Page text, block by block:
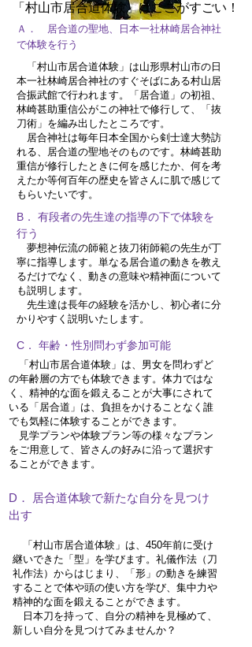
​「村山市居合道体験」はここがすごい！
​Ａ． 居合道の聖地、日本一社林崎居合神社
で体験を行う
​ 「村山市居合道体験」は山形県村山市の日
本一社林崎居合神社のすぐそばにある村山居
合振武館で行われます。
「居合道」の初祖、
林崎甚助重信公がこの神社で修行して​、「抜
刀術」を編み出したところです。
居合神社は毎年日本全国から剣士達大勢訪
れる、居合道の聖地そのものです。林崎甚助
重信が修行したときに何を感じたか、何を考
えたか等何百年の歴史を皆さんに肌で感じて
もらいたいです。
B． 有段者の先生達の指導の下で体験を
行う
夢想神伝流の師範と抜刀術師範の先生が丁
寧に指導します。単なる居合道の動きを教え
るだけでなく、動きの意味や精神面について
も説明します。
​ 先生達は長年の経験を活かし、初心者に分
かりやすく説明いたします。
C． 年齢・性別問わず参加可能
「村山市居合道体験」は、男女を問わずど
の年齢層の方でも体験できます。体力ではな
く、精神的な面を鍛えることが大事にされて
いる「居合道」は、負担をかけることなく誰
でも気軽に体験することができます。
見学プランや体験プラン等の様々なプラン
をご用意して、皆さんの好みに沿って選択す
ることができます。
D． 居合道体験で新たな自分を見つけ
出す
「村山市居合道体験」は、450年前に受け
継いできた「型」を学びます。礼儀作法（刀
礼作法）からはじまり、「 形 」の動きを練習
することで体や頭の使い方を学び、集中力や
精神的な面を鍛えることができます。
​ 日本刀を持って、自分の精神を見極めて、
新しい自分を見つけてみませんか？